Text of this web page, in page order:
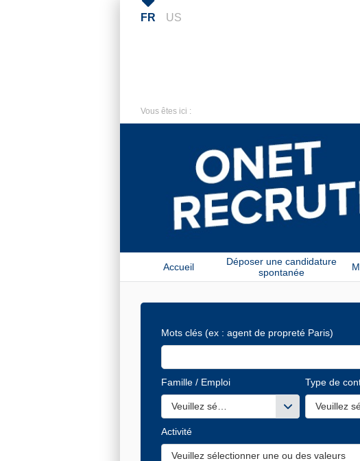
FR US
Vous êtes ici :
Accueil
Déposer une candidature
spontanée
Mots clés (ex : agent de propreté Paris)
Famille / Emploi
Veuillez sélectionner une ou des valeurs
Type de
Veuillez
Activité
Veuillez sélectionner une ou des valeurs